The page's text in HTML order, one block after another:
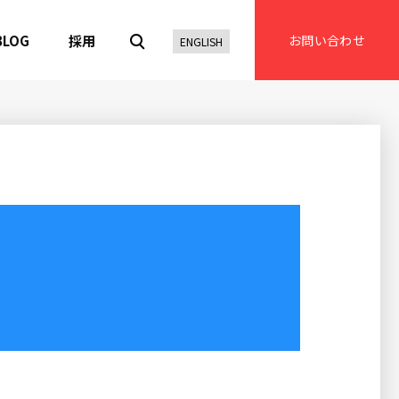
採用 お問い合わせ
ENGLISH